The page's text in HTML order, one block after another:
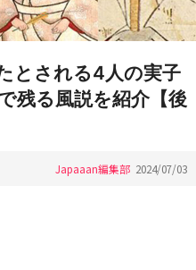
とされる4人の実子
残る風説を紹介【後
Japaaan編集部 2024/07/03